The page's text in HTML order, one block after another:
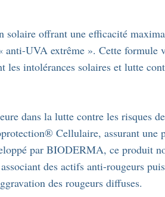
offrant une efficacité
UVA extrême ». Cette formule
les intolérances solaires et lutte
dans la lutte contre les risques
Cellulaire, assurant une
par BIODERMA, ce produit
des actifs anti-rougeurs
des rougeurs diffuses.